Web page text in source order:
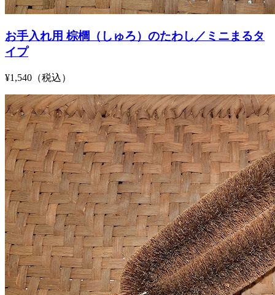
お手入れ用 棕櫚（しゅろ）のたわし／ミニまるタ
イプ
¥1,540（税込）